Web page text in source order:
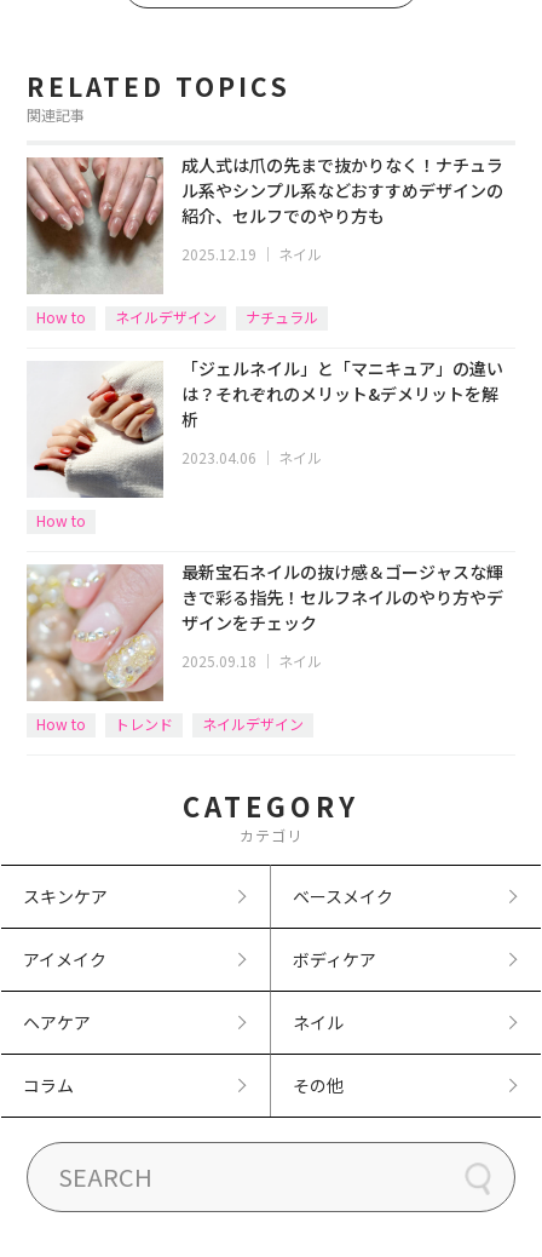
RELATED TOPICS
関連記事
成人式は爪の先まで抜かりなく！ナチュラ
ル系やシンプル系などおすすめデザインの
紹介、セルフでのやり方も
2025.12.19 ｜ ネイル
How to ネイルデザイン ナチュラル
「ジェルネイル」と「マニキュア」の違い
は？それぞれのメリット&デメリットを解
析
2023.04.06 ｜ ネイル
How to
最新宝石ネイルの抜け感＆ゴージャスな輝
きで彩る指先！セルフネイルのやり方やデ
ザインをチェック
2025.09.18 ｜ ネイル
How to トレンド ネイルデザイン
CATEGORY
カテゴリ
スキンケア ベースメイク
アイメイク ボディケア
ヘアケア ネイル
コラム その他